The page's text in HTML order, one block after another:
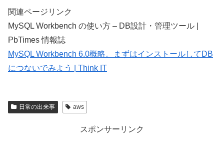
関連ページリンク
MySQL Workbench の使い方 – DB設計・管理ツール |
PbTimes 情報誌
MySQL Workbench 6.0概略。まずはインストールしてDB
につないでみよう | Think IT
日常の出来事 aws
スポンサーリンク